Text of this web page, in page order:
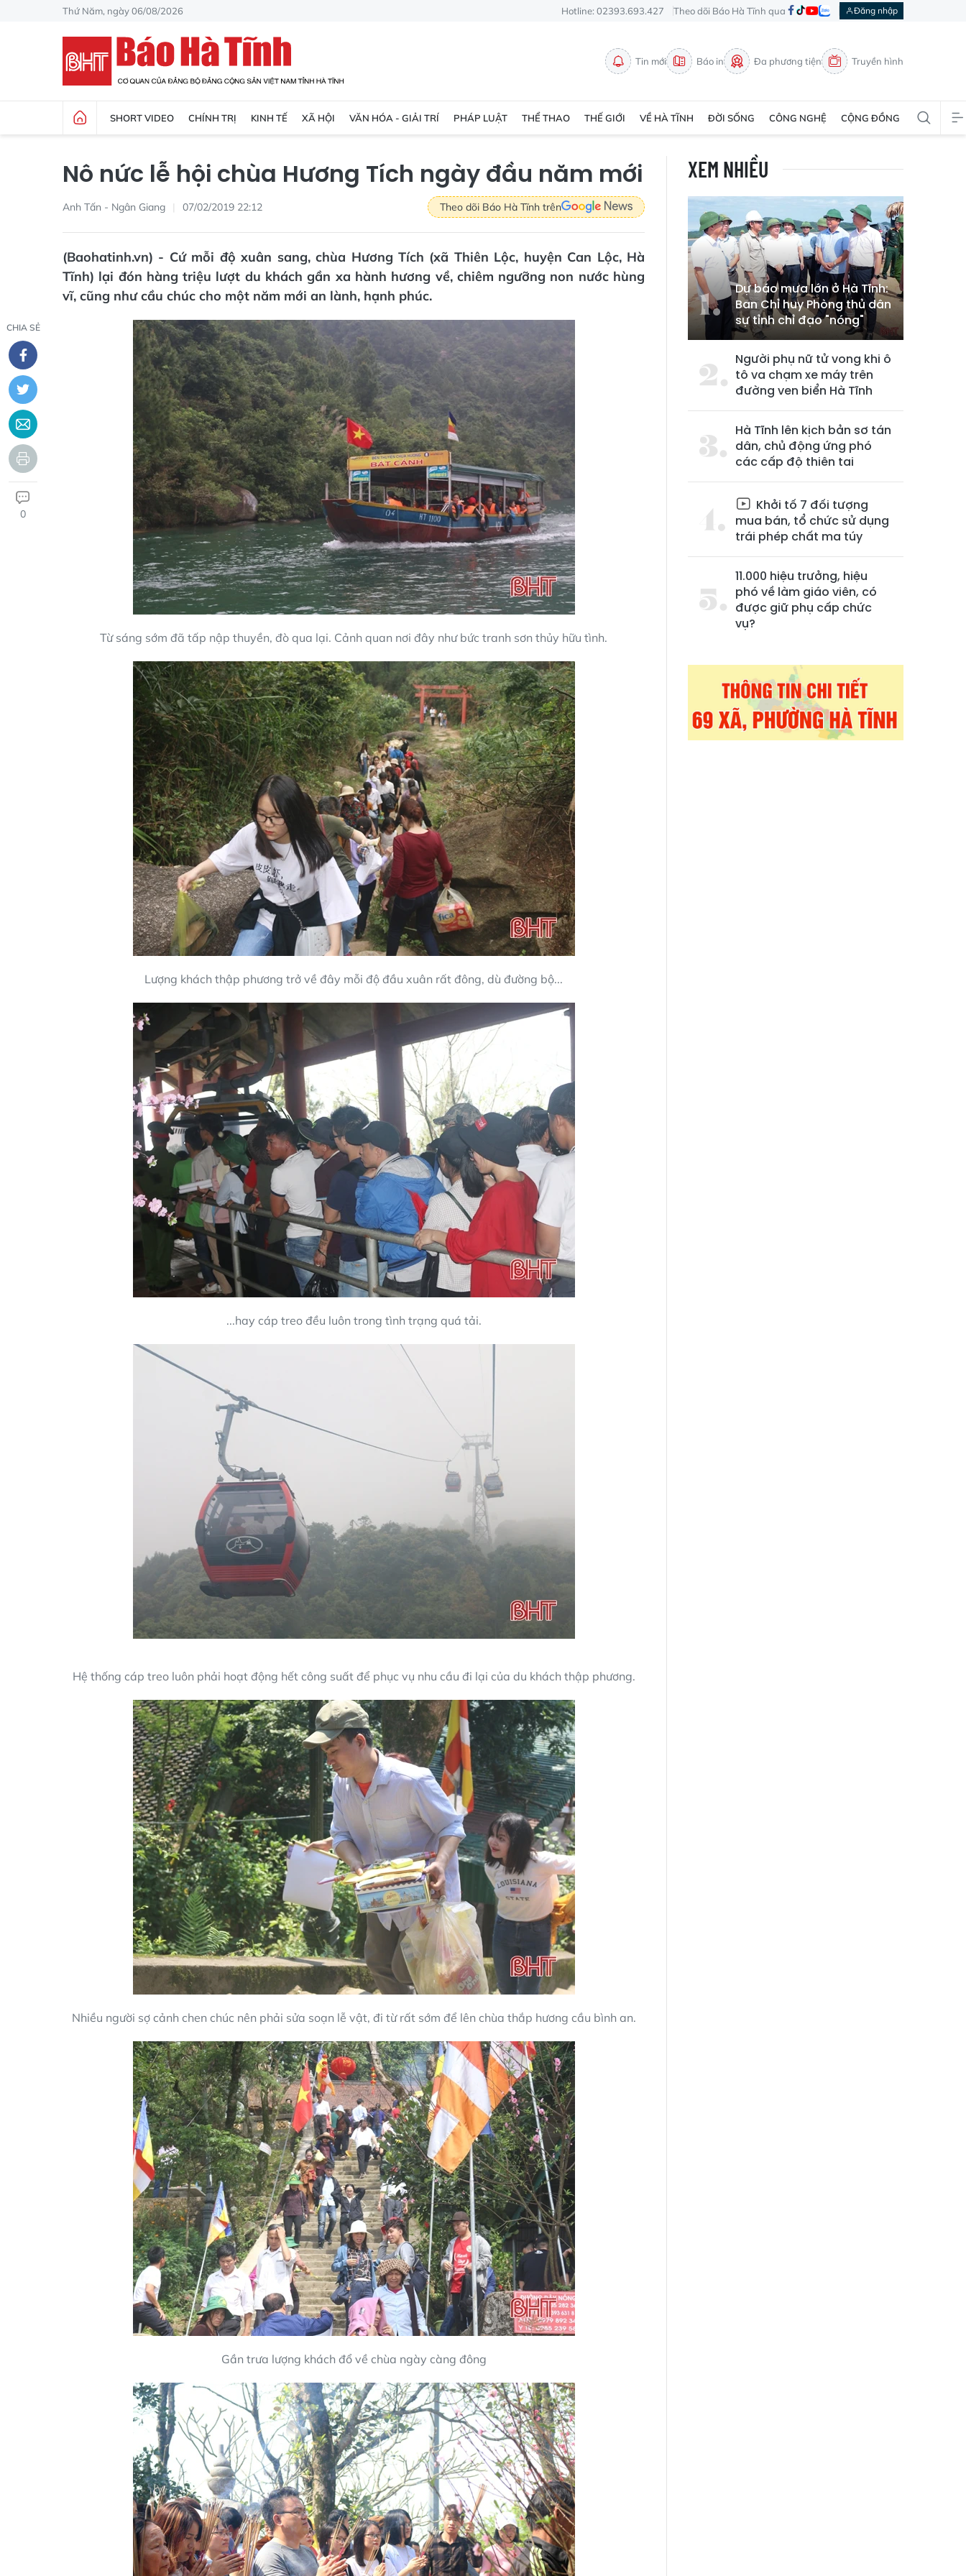
Thứ Năm, ngày 06/08/2026 Hotline: 02393.693.427 Theo dõi Báo Hà Tĩnh qua Đăng nhập
Tin mới Báo in Đa phương tiện Truyền hình
SHORT VIDEO CHÍNH TRỊ KINH TẾ XÃ HỘI VĂN HÓA - GIẢI TRÍ PHÁP LUẬT THỂ THAO THẾ GIỚI VỀ HÀ TĨNH ĐỜI SỐNG CÔNG NGHỆ CỘNG ĐỒNG
Nô nức lễ hội chùa Hương Tích ngày đầu năm mới
Anh Tấn - Ngân Giang 07/02/2019 22:12 Theo dõi Báo Hà Tĩnh trên
(Baohatinh.vn) - Cứ mỗi độ xuân sang, chùa Hương Tích (xã Thiên Lộc, huyện Can Lộc, Hà
Tĩnh) lại đón hàng triệu lượt du khách gần xa hành hương về, chiêm ngưỡng non nước hùng
vĩ, cũng như cầu chúc cho một năm mới an lành, hạnh phúc.
CHIA SẺ
0
Từ sáng sớm đã tấp nập thuyền, đò qua lại. Cảnh quan nơi đây như bức tranh sơn thủy hữu tình.
Lượng khách thập phương trở về đây mỗi độ đầu xuân rất đông, dù đường bộ...
...hay cáp treo đều luôn trong tình trạng quá tải.
Hệ thống cáp treo luôn phải hoạt động hết công suất để phục vụ nhu cầu đi lại của du khách thập phương.
Nhiều người sợ cảnh chen chúc nên phải sửa soạn lễ vật, đi từ rất sớm để lên chùa thắp hương cầu bình an.
Gần trưa lượng khách đổ về chùa ngày càng đông
XEM NHIỀU
Dự báo mưa lớn ở Hà Tĩnh:
Ban Chỉ huy Phòng thủ dân
sự tỉnh chỉ đạo "nóng"
Người phụ nữ tử vong khi ô
tô va chạm xe máy trên
đường ven biển Hà Tĩnh
Hà Tĩnh lên kịch bản sơ tán
dân, chủ động ứng phó
các cấp độ thiên tai
Khởi tố 7 đối tượng
mua bán, tổ chức sử dụng
trái phép chất ma túy
11.000 hiệu trưởng, hiệu
phó về làm giáo viên, có
được giữ phụ cấp chức
vụ?